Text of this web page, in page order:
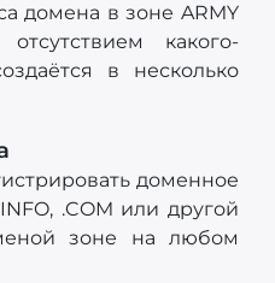
домена в зоне ARMY
отсутствием какого-
в несколько
доменное
.COM или другой
зоне на любом